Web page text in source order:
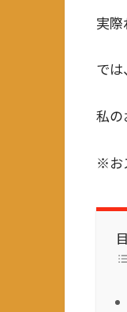
実
では
私
※お